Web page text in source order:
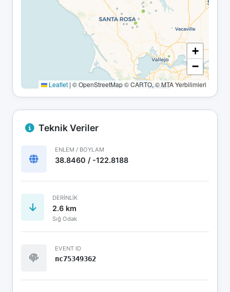
+
−
Leaflet | © OpenStreetMap © CARTO, © MTA Yerbilimleri
Teknik Veriler
ENLEM / BOYLAM
38.8460 / -122.8188
DERINLIK
2.6 km
Sığ Odak
EVENT ID
nc75349362